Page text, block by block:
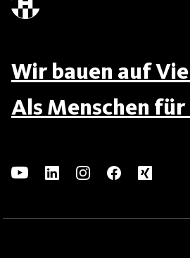
Wir bauen auf
Als Menschen